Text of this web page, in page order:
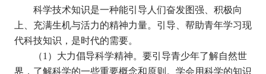
科学技术知识是一种能引导人们奋发图强、积极向
上、充满生机与活力的精神力量。引导、帮助青年学习现
代科技知识，是时代的需要。
（1 ）大力倡导科学精神。要引导青少年了解自然世
界，了解科学的一些重要概念和原则。学会用科学的知识